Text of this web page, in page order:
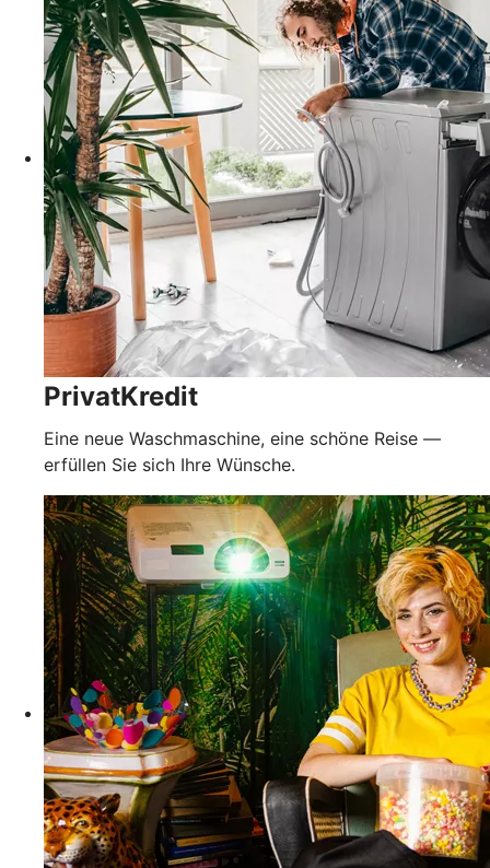
PrivatKredit
Eine neue Waschmaschine, eine schöne Reise —
erfüllen Sie sich Ihre Wünsche.